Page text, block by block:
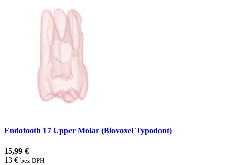
Endotooth 17 Upper Molar (Biovoxel Typodont)
15,99 €
13 € bez DPH